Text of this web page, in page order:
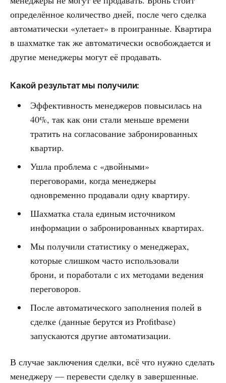
определённое количество дней, после чего сделка
автоматически «улетает» в проигранные. Квартира
в шахматке так же автоматически освобождается и
другие менеджеры могут её продавать.
Какой результат мы получили:
Эффективность менеджеров повысилась на
40%, так как они стали меньше времени
тратить на согласование забронированных
квартир.
Ушла проблема с «двойными»
переговорами, когда менеджеры
одновременно продавали одну квартиру.
Шахматка стала единым источником
информации о забронированных квартирах.
Мы получили статистику о менеджерах,
которые слишком часто использовали
брони, и поработали с их методами ведения
переговоров.
После автоматического заполнения полей в
сделке (данные берутся из Profitbase)
запускаются другие автоматизации.
В случае заключения сделки, всё что нужно сделать
менеджеру — перевести сделку в завершенные.